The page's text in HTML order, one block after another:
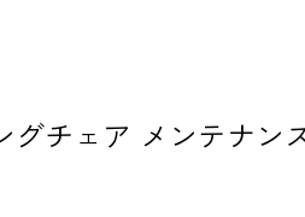
グチェア メンテナン